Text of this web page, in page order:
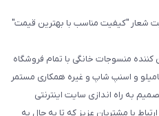
شعار "کیفیت مناسب با بهترین قیمت"
منسوجات خانگی با تمام فروشگاه
و اسنپ شاپ و غیره همکاری مستمر
به راه اندازی سایت اینترنتی
با مشتریان عزیز که تا به حال به